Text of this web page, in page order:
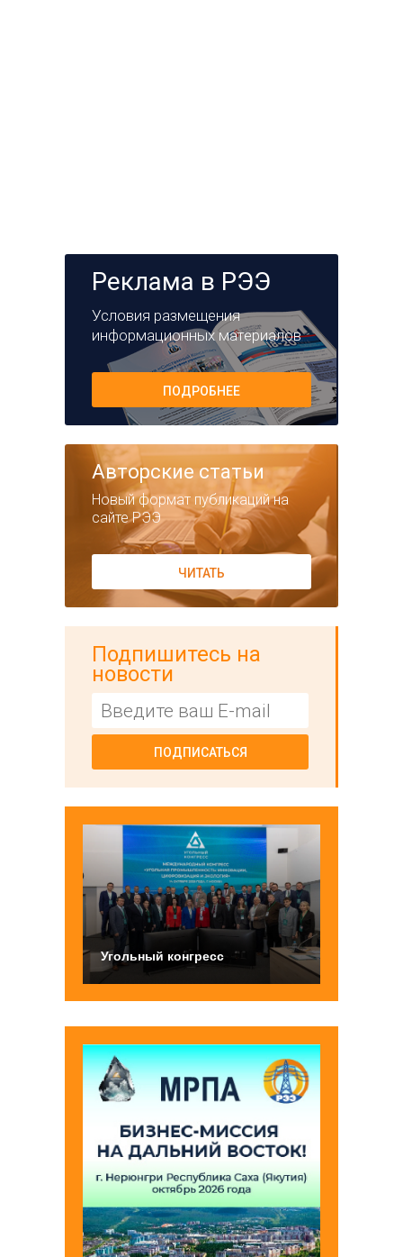
Реклама в РЭЭ
Условия размещения
информационных материалов
ПОДРОБНЕЕ
Авторские статьи
Новый формат публикаций на
сайте РЭЭ
ЧИТАТЬ
Подпишитесь на
новости
ПОДПИСАТЬСЯ
Угольный конгресс